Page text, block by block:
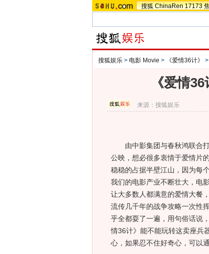
搜狐 ChinaRen 17173
搜狐娱乐 > 电影 Movie > 《爱情36计》 >
《爱情
来源：搜狐娱乐
由中影集团与春秋鸿联合打
公映，想必很多衷情于爱情片
稳稳的占据半壁江山，因为每
我们的电影产业不断壮大，电
让大多数人都满意的爱情大餐
流传几千年的战争攻略一次性
乎全都耍了一遍，用句俗话说
情36计》能不能玩转这卖座兵
心，如果忍不住好奇心，可以